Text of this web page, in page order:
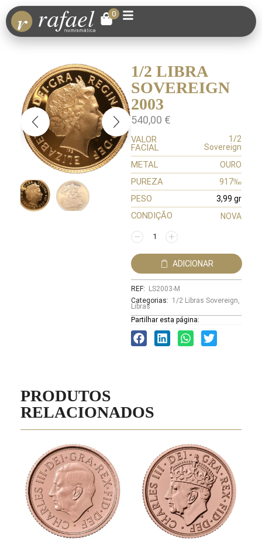
0
1/2 LIBRA
SOVEREIGN
2003
540,00 €
VALOR
FACIAL
1/2
Sovereign
METAL OURO
PUREZA 917‰
PESO 3,99 gr
CONDIÇÃO NOVA
ADICIONAR
REF:
LS2003-M
Categorias: 1/2 Libras Sovereign,
Libras
Partilhar esta página:
PRODUTOS
RELACIONADOS